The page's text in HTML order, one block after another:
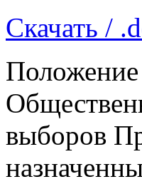
Скачать /
Положение
выборов